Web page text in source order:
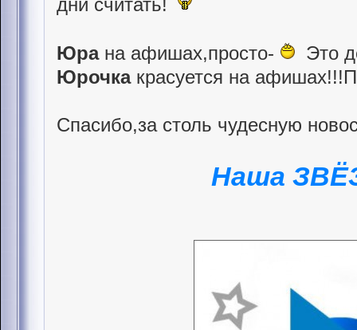
Юрана афишах,просто-
Это
Юрочкакрасуется на
Спасибо,за столь чудесную
Наша